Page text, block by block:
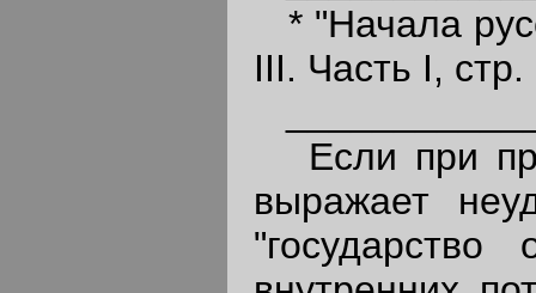
* "Начала
III. Часть I, стр.
Если при
выражает